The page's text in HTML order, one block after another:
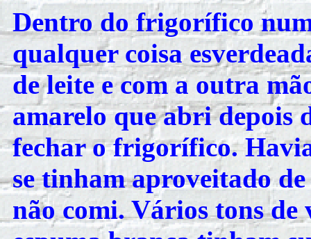
Dentro do frigorífico
qualquer coisa
de leite e com a outra
amarelo que abri depois
fechar o frigorífico.
se tinham aproveitado
não comi. Vários tons de